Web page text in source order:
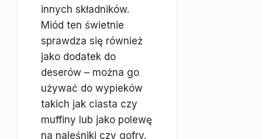
innych składników.
Miód ten świetnie
sprawdza się również
jako dodatek do
deserów – można go
używać do wypieków
takich jak ciasta czy
muffiny lub jako polewę
na naleśniki czy gofry.